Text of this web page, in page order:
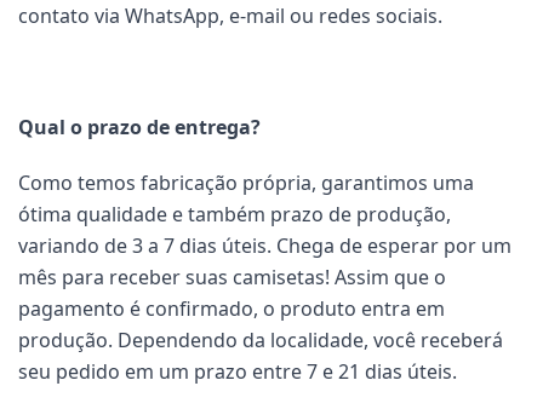
contato via WhatsApp, e-mail ou redes sociais.
Qual o prazo de entrega?
Como temos fabricação própria, garantimos uma
ótima qualidade e também prazo de produção,
variando de 3 a 7 dias úteis. Chega de esperar por um
mês para receber suas camisetas! Assim que o
pagamento é confirmado, o produto entra em
produção. Dependendo da localidade, você receberá
seu pedido em um prazo entre 7 e 21 dias úteis.